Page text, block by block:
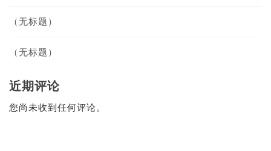
（无标题）
（无标题）
近期评论
您尚未收到任何评论。